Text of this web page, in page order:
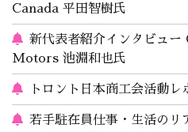
Canada 平田智樹氏
新代表者紹介インタビュ
Motors 池淵和也氏
トロント日本商工会活動レ
若手駐在員仕事・生活のリ